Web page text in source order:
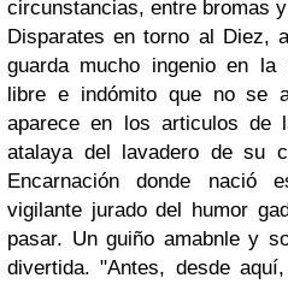
circunstancias, entre bromas
Disparates en torno al Diez,
guarda mucho ingenio en
libre e indómito que no se
aparece en los articulos de
atalaya del lavadero de su
Encarnación donde nació
vigilante jurado del humor
pasar. Un guiño amabnle y
divertida. "Antes, desde